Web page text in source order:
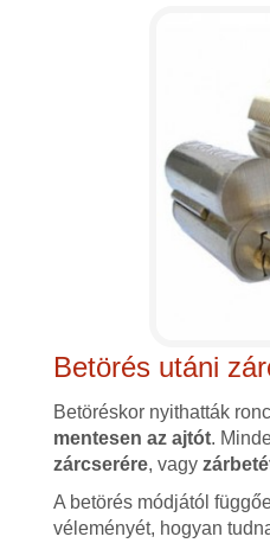
Betörés utáni
Betöréskor nyithatták
mentesen az ajtót.
zárcserére, vagy
A betörés módjától
véleményét, hogyan